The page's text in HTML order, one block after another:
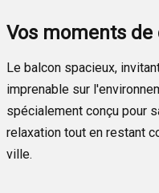
Vos moments
Le balcon spacieux,
imprenable sur
spécialement conçu pour
relaxation tout en restant
ville.